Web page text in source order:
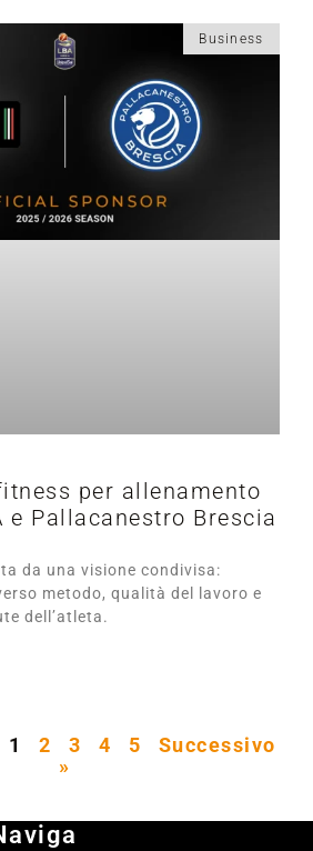
Business
per allenamento
e Pallacanestro Brescia
da una visione condivisa:
metodo, qualità del lavoro e
dell’atleta.
1 2 3 4 5
Successivo
»